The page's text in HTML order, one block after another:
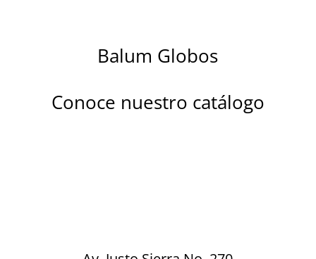
Balum Globos
Conoce nuestro catálogo